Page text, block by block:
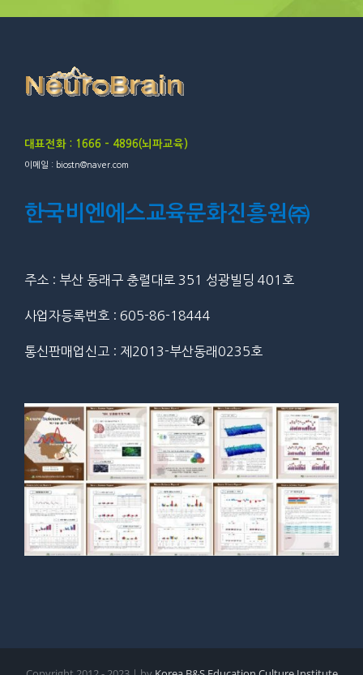
대표전화 : 1666 – 4896(뇌파교육)
이메일 : biostn@naver.com
한국비엔에스교육문화진흥원㈜
주소 : 부산 동래구 충렬대로 351 성광빌딩 401호
사업자등록번호 : 605-86-18444
통신판매업신고 : 제2013-부산동래0235호